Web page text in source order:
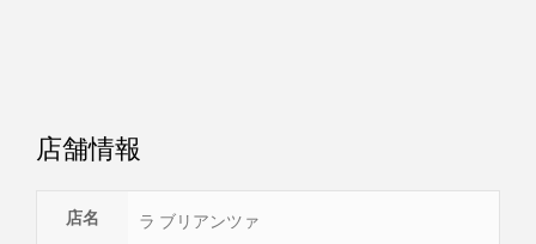
店舗情報
店名 ラ ブリアンツァ